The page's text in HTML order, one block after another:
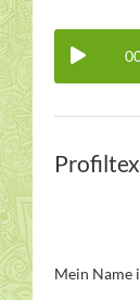
Mein Name